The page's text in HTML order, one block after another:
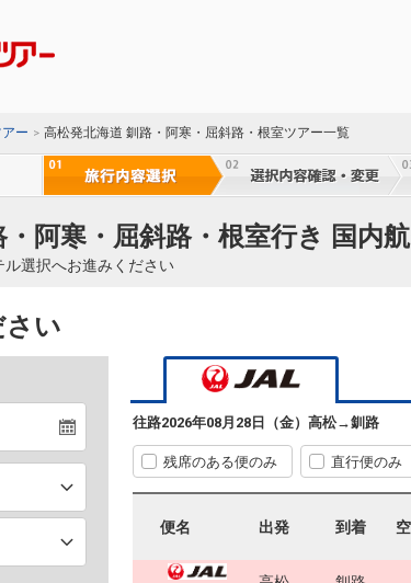
ー 高松発北海道 釧路・阿寒・屈斜路・根室ツアー一覧
阿寒・屈斜路・根室行き 国内
選択へお進みください
い
往路2026年08月28日（金） 高松→釧路
残席のある便のみ 直行便のみ
便名 出発 到着